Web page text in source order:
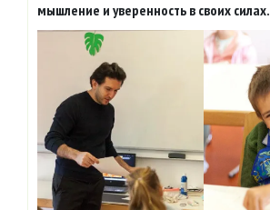
мышление и уверенность в своих силах.